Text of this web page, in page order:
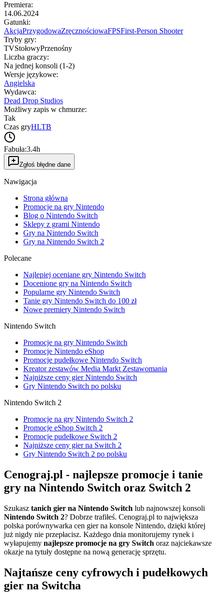
Premiera:
14.06.2024
Gatunki:
AkcjaPrzygodowaZręcznościowaFPSFirst-Person Shooter
Tryby gry:
TVStołowyPrzenośny
Liczba graczy:
Na jednej konsoli (1-2)
Wersje językowe:
Angielska
Wydawca:
Dead Drop Studios
Możliwy zapis w chmurze:
Tak
Czas gryHLTB
Fabuła:3.4h
Zgłoś błędne dane
Nawigacja
Strona główna
Promocje na gry Nintendo
Blog o Nintendo Switch
Sklepy z grami Nintendo
Gry na Nintendo Switch
Gry na Nintendo Switch 2
Polecane
Najlepiej oceniane gry Nintendo Switch
Docenione gry na Nintendo Switch
Popularne gry Nintendo Switch
Tanie gry Nintendo Switch do 100 zł
Nowe premiery Nintendo Switch
Nintendo Switch
Promocje na gry Nintendo Switch
Promocje Nintendo eShop
Promocje pudełkowe Nintendo Switch
Kreator zestawów Media Markt Zestawomania
Najniższe ceny gier Nintendo Switch
Gry Nintendo Switch po polsku
Nintendo Switch 2
Promocje na gry Nintendo Switch 2
Promocje eShop Switch 2
Promocje pudełkowe Switch 2
Najniższe ceny gier na Switch 2
Gry Nintendo Switch 2 po polsku
Cenograj.pl - najlepsze promocje i tanie
gry na Nintendo Switch oraz Switch 2
Szukasz tanich gier na Nintendo Switch lub najnowszej konsoli
Nintendo Switch 2? Dobrze trafiłeś. Cenograj.pl to największa
polska porównywarka cen gier na konsole Nintendo, dzięki której
już nigdy nie przepłacisz. Każdego dnia monitorujemy rynek i
wyłapujemy najlepsze promocje na gry Switch oraz najciekawsze
okazje na tytuły dostępne na nową generację sprzętu.
Najtańsze ceny cyfrowych i pudełkowych
gier na Switcha